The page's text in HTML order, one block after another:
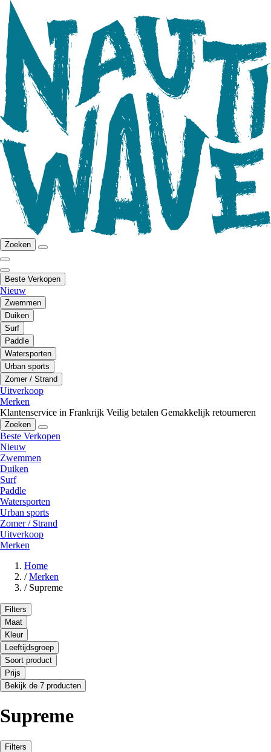
Zoeken
Beste Verkopen
Nieuw
Zwemmen
Duiken
Surf
Paddle
Watersporten
Urban sports
Zomer / Strand
Uitverkoop
Merken
Klantenservice in Frankrijk Veilig betalen Gemakkelijk retourneren
Zoeken
Beste Verkopen
Nieuw
Zwemmen
Duiken
Surf
Paddle
Watersporten
Urban sports
Zomer / Strand
Uitverkoop
Merken
Home
/ Merken
/ Supreme
Filters
Maat
Kleur
Leeftijdsgroep
Soort product
Prijs
Bekijk de 7 producten
Supreme
Filters